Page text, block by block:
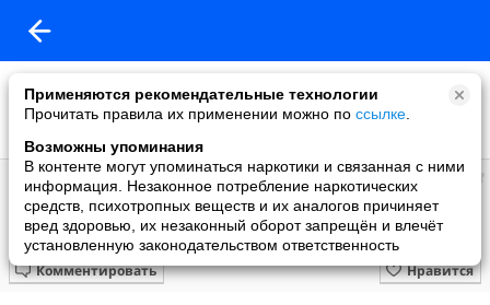
Применяются рекомендательные технологии
Прочитать правила их применении можно по ссылке
Возможны упоминания
В контенте могут упоминаться наркотики и связанная с ними
информация. Незаконное потребление наркотических
средств, психотропных веществ и их аналогов причиняет
вред здоровью, их незаконный оборот запрещён и влечёт
установленную законодательством ответственность
меира
добавила видео
07.03.2013
At the foot of the cross
Нравится
Комментировать